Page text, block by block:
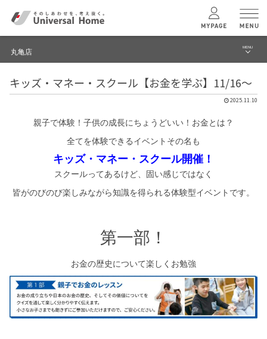
ユニバーサル ホームの特長
コンセプトプラン
テクノロジー
建築実例
検索・見学予約
シミュレーション
キャンペーン・コラボ情報
丸亀店 MENU
ブログ
モデルハウス見学予約
丸亀店 TOPへ
キッズ・マネー・スクール【お金を学ぶ】11/16～
2025.11.10
親子で体験！子供の成長にちょうどいい！お金とは？
全てを体験できるイベントその名も
キッズ・マネー・スクール開催！
スクールってあるけど、固い感じではなく
皆がのびのび楽しみながら知識を得られる体験型イベントです。
第一部！
お金の歴史について楽しくお勉強